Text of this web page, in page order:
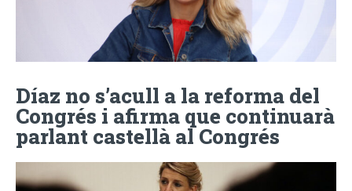
Díaz no s’acull a la reforma del
Congrés i afirma que continuarà
parlant castellà al Congrés